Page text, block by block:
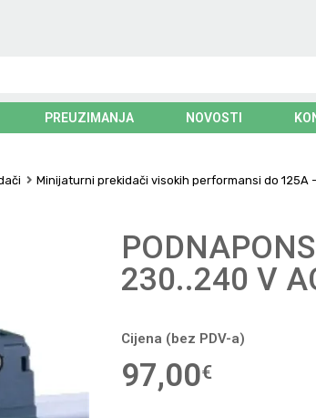
PREUZIMANJA NOVOSTI
Minijaturni prekidači visokih performansi do 125A -
230..240 V
Cijena (bez PDV-a)
97,00€